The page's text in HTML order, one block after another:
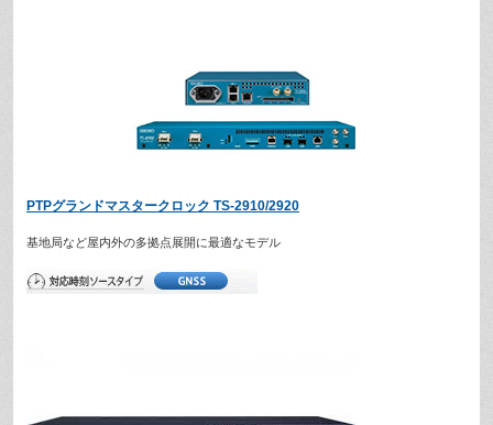
PTPグランドマスタークロック TS-2910/2920
基地局など屋内外の多拠点展開に最適なモデル